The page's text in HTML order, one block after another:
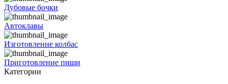
Дубовые бочки
Автоклавы
Изготовление колбас
Приготовление пищи
Категории